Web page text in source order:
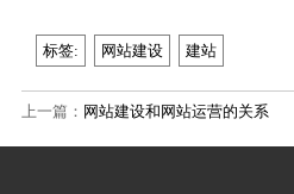
标签: 网站建设 建站
上一篇： 网站建设和网站运营的关系